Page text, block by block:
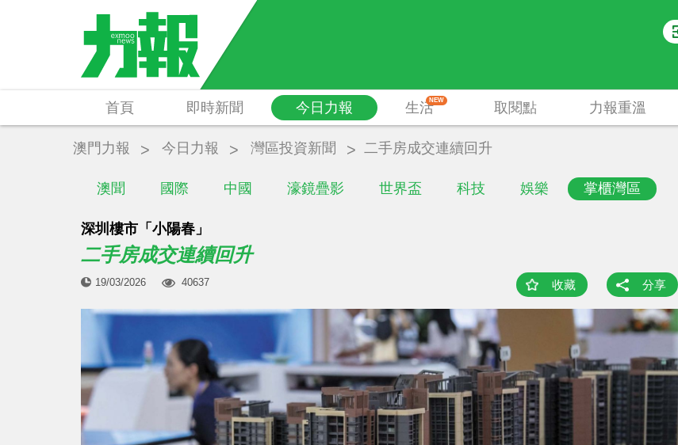
首頁 即時新聞 今日力報
澳聞 國際 中國 濠鏡疊影 世界盃 科技 娛樂 掌櫃灣區
生活NEW 取閱點 力報重溫
澳門力報 今日力報 灣區投資新聞 二手房成交連續回升
深圳樓市「小陽春」
二手房成交連續回升
19/03/2026 40637 收藏 分享